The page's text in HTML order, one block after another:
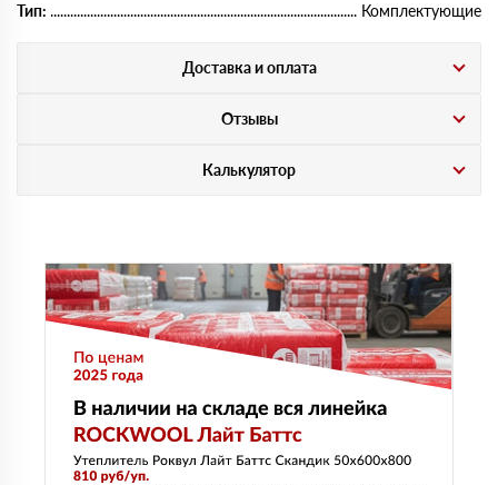
Тип:
Комплектующие
Доставка и оплата
Отзывы
Калькулятор